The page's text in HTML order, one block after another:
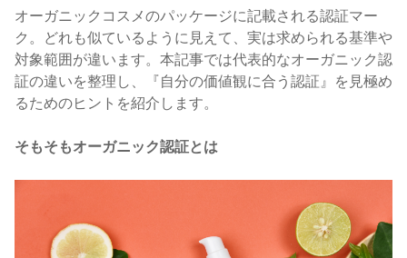
オーガニックコスメのパッケージに記載される認証マー
ク。どれも似ているように見えて、実は求められる基準や
対象範囲が違います。本記事では代表的なオーガニック認
証の違いを整理し、『自分の価値観に合う認証』を見極め
るためのヒントを紹介します。
そもそもオーガニック認証とは